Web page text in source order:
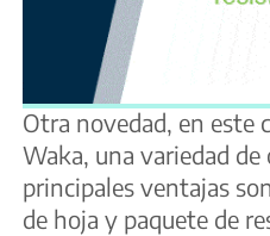
Otra novedad, en este
Waka, una variedad
principales ventajas
de hoja y paquete de